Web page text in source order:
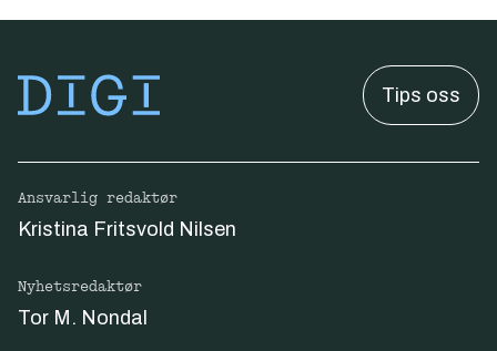
Tips oss
Ansvarlig redaktør
Kristina Fritsvold Nilsen
Nyhetsredaktør
Tor M. Nondal